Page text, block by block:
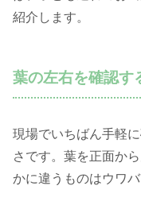
紹介します。
葉の左右を確認す
現場でいちばん手軽
さです。葉を正面か
かに違うものはウワ